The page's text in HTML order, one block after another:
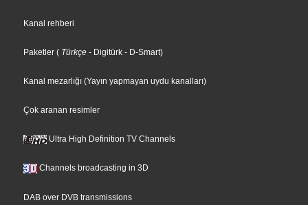
Kanal rehberi
Paketler ( Türkçe - Digitürk - D-Smart)
Kanal mezarlığı (Yayın yapmayan uydu kanalları)
Çok aranan resimler
Ultra High Definition TV Channels
Channels broadcasting in 3D
DAB over DVB transmissions